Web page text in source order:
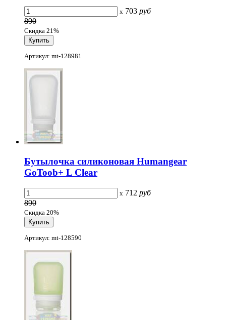
x 703 руб
890
Скидка 21%
Артикул: mt-128981
Бутылочка силиконовая Humangear
GoToob+ L Clear
x 712 руб
890
Скидка 20%
Артикул: mt-128590